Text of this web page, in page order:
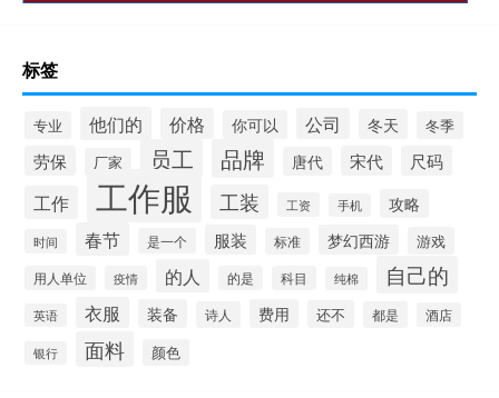
标签
专业 他们的 价格 你可以 公司 冬天 冬季
劳保 厂家 员工 品牌 唐代 宋代 尺码
工作 工作服 工装 工资 手机 攻略
时间 春节 是一个 服装 标准 梦幻西游 游戏
用人单位 疫情 的人 的是 科目 纯棉 自己的
英语 衣服 装备 诗人 费用 还不 都是 酒店
银行 面料 颜色